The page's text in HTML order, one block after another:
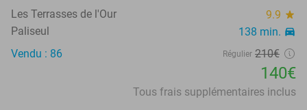
Les Terrasses de l'Our 9.9 star
Paliseul 138 min. directions_car
Vendu : 86 Régulier 210€
140€
Tous frais supplémentaires inclus